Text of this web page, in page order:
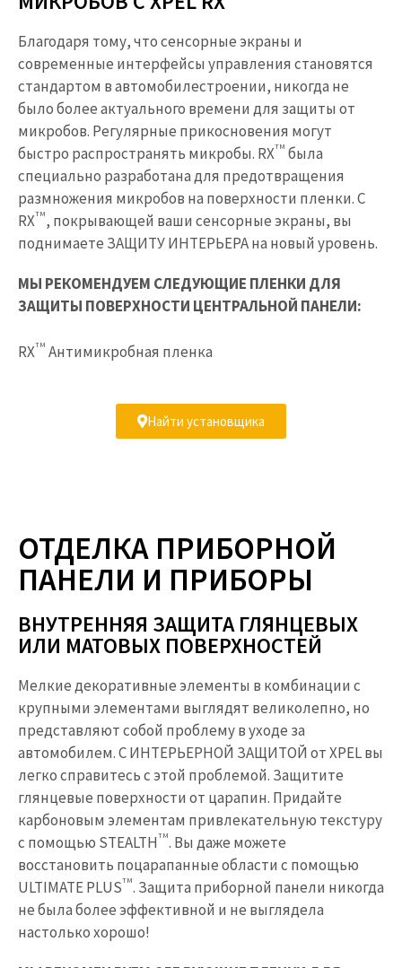
Благодаря тому, что сенсорные экраны и
современные интерфейсы управления становятся
стандартом в автомобилестроении, никогда не
было более актуального времени для защиты от
микробов. Регулярные прикосновения могут
быстро распространять микробы. RXTM была
специально разработана для предотвращения
размножения микробов на поверхности пленки. С
RXTM , покрывающей ваши сенсорные экраны, вы
поднимаете ЗАЩИТУ ИНТЕРЬЕРА на новый уровень.
МЫ РЕКОМЕНДУЕМ СЛЕДУЮЩИЕ ПЛЕНКИ ДЛЯ
ЗАЩИТЫ ПОВЕРХНОСТИ ЦЕНТРАЛЬНОЙ ПАНЕЛИ:
RXTM Антимикробная пленка
Найти установщика
ОТДЕЛКА ПРИБОРНОЙ
ПАНЕЛИ И ПРИБОРЫ
ВНУТРЕННЯЯ ЗАЩИТА ГЛЯНЦЕВЫХ
ИЛИ МАТОВЫХ ПОВЕРХНОСТЕЙ ​
Мелкие декоративные элементы в комбинации с
крупными элементами выглядят великолепно, но
представляют собой проблему в уходе за
автомобилем. С ИНТЕРЬЕРНОЙ ЗАЩИТОЙ от XPEL вы
легко справитесь с этой проблемой. Защитите
глянцевые поверхности от царапин. Придайте
карбоновым элементам привлекательную текстуру
с помощью STEALTH TM. Вы даже можете
восстановить поцарапанные области с помощью
ULTIMATE PLUSTM. Защита приборной панели никогда
не была более эффективной и не выглядела
настолько хорошо!